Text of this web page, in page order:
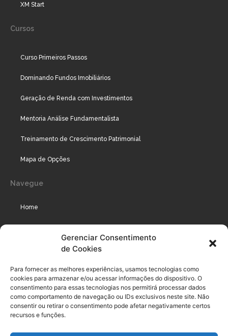
Gerenciar Consentimento
de Cookies
Para fornecer as melhores experiências, usamos tecnologias como
cookies para armazenar e/ou acessar informações do dispositivo. O
consentimento para essas tecnologias nos permitirá processar dados
como comportamento de navegação ou IDs exclusivos neste site. Não
consentir ou retirar o consentimento pode afetar negativamente certos
recursos e funções.
XM Start
Cursos
Curso Primeiros Passos
Dominando Fundos Imobiliários
Geração de Renda com Investimentos
Mentoria Análise Fundamentalista
Treinamento de Crescimento Patrimonial
Mapa de Opções
Navegue
Home
Podcast
Legal